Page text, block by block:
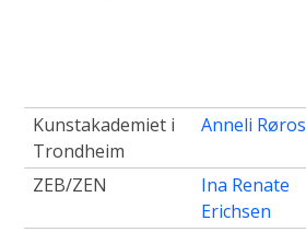
Kunstakademiet i
Trondheim
Anneli Røros
ZEB/ZEN
Ina Renate
Erichsen